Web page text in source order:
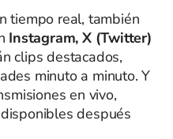
tiempo real, también
Instagram, X (Twitter)
clips destacados,
minuto a minuto. Y
en vivo,
después